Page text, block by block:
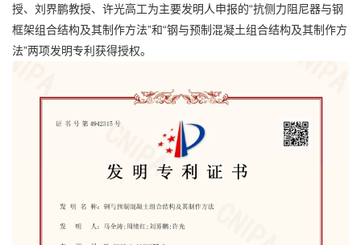
授、刘界鹏教授、许光高工为主要发明人申报的“抗侧力阻尼器与钢
框架组合结构及其制作方法”和“钢与预制混凝土组合结构及其制作方
法”两项发明专利获得授权。